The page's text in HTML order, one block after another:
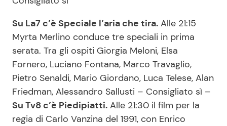
Su La7 c’è Speciale l’aria che tira. Alle 21:15
Myrta Merlino conduce tre speciali in prima
serata. Tra gli ospiti Giorgia Meloni, Elsa
Fornero, Luciano Fontana, Marco Travaglio,
Pietro Senaldi, Mario Giordano, Luca Telese, Alan
Friedman, Alessandro Sallusti – Consigliato sì –
Su Tv8 c’è Piedipiatti. Alle 21:30 il film per la
regia di Carlo Vanzina del 1991, con Enrico